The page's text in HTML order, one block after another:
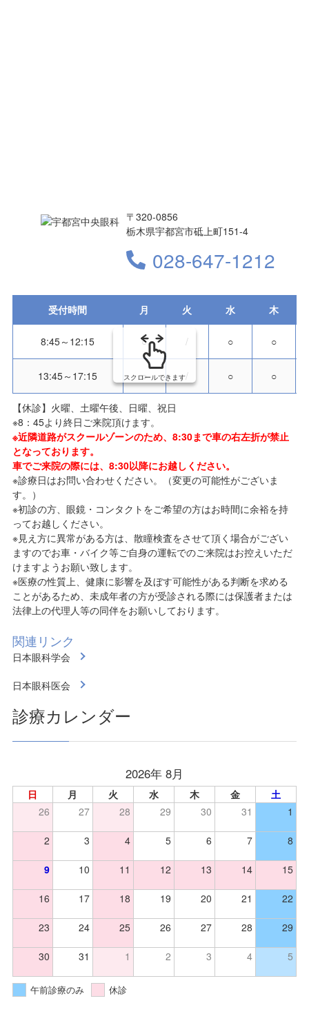
〒320-0856
栃木県宇都宮市砥上町151-4
028-647-1212
受付時間 月 火 水 木
8:45～12:15 ○ / ○ ○
13:45～17:15 ○ / ○ ○
スクロールできます
【休診】火曜、土曜午後、日曜、祝日
※8：45より終日ご来院頂けます。
※近隣道路がスクールゾーンのため、8:30まで車の右左折が禁止
となっております。
車でご来院の際には、8:30以降にお越しください。
※診療日はお問い合わせください。（変更の可能性がございま
す。）
※初診の方、眼鏡・コンタクトをご希望の方はお時間に余裕を持
ってお越しください。
※見え方に異常がある方は、散瞳検査をさせて頂く場合がござい
ますのでお車・バイク等ご自身の運転でのご来院はお控えいただ
けますようお願い致します。
※医療の性質上、健康に影響を及ぼす可能性がある判断を求める
ことがあるため、未成年者の方が受診される際には保護者または
法律上の代理人等の同伴をお願いしております。
関連リンク
日本眼科学会
日本眼科医会
診療カレンダー
2026年 8月
日 月 火 水 木 金
土
26
27 28 29 30 31 1
2 3 4 5 6 7 8
9 10 11 12 13 14 15
16 17 18 19 20 21 22
23 24 25 26 27 28 29
30 31 1 2 3 4 5
午前診療のみ 休診